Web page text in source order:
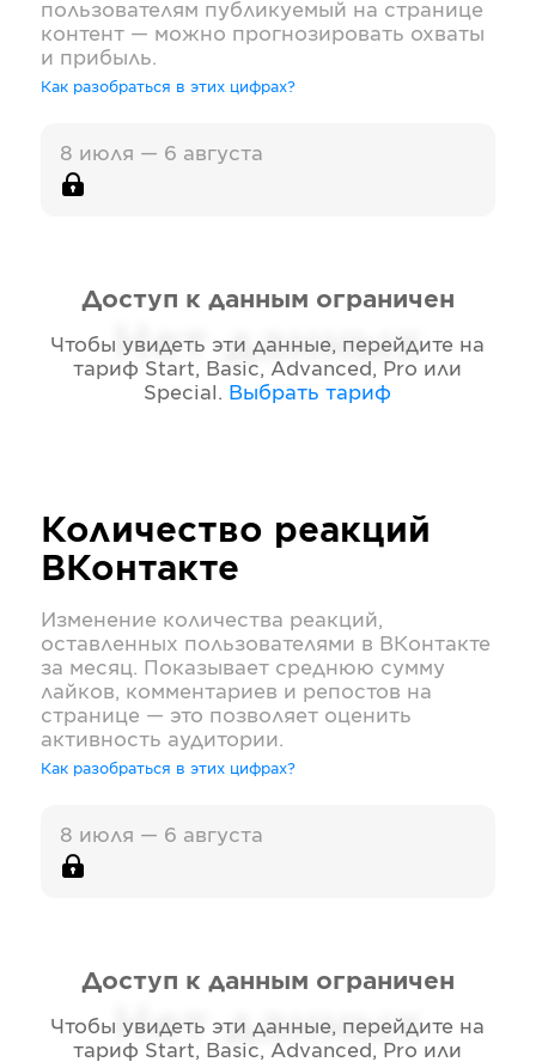
пользователям публикуемый на странице
контент — можно прогнозировать охваты
и прибыль.
Как разобраться в этих цифрах?
8 июля — 6 августа
Нет данных
Доступ к данным ограничен
Чтобы увидеть эти данные, перейдите на
тариф Start, Basic, Advanced, Pro или
Special . Выбрать тариф
Количество реакций
ВКонтакте
Изменение количества реакций,
оставленных пользователями в ВКонтакте
за месяц. Показывает среднюю сумму
лайков, комментариев и репостов на
странице — это позволяет оценить
активность аудитории.
Как разобраться в этих цифрах?
8 июля — 6 августа
Нет данных
Доступ к данным ограничен
Чтобы увидеть эти данные, перейдите на
тариф Start, Basic, Advanced, Pro или